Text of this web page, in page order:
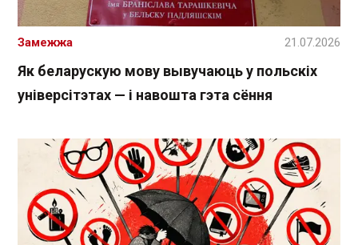
Як беларускую мову вывучаюць у польскіх
універсітэтах — і навошта гэта сёння
Замежжа 21.07.2026